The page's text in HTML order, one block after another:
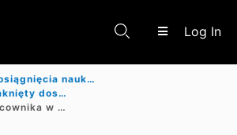
Log In
Pozostałe osiągnięcia naukowe
Monografia (zamknięty dostęp)
Uprawnienia pracownika w razie nieuzasadnionego lub niezgodnego z prawem wypowiedzenia umowy o pracę przez pracodawcę